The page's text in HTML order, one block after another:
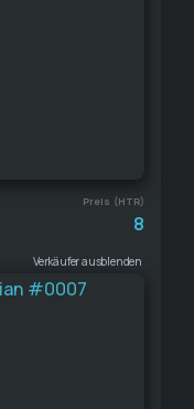
Preis (HTR)
8
Verkäufer ausblenden